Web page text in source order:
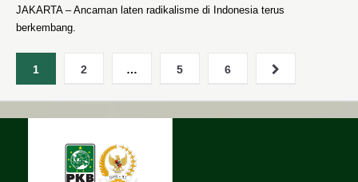
JAKARTA – Ancaman laten radikalisme di Indonesia terus
berkembang.
1 2 … 5 6